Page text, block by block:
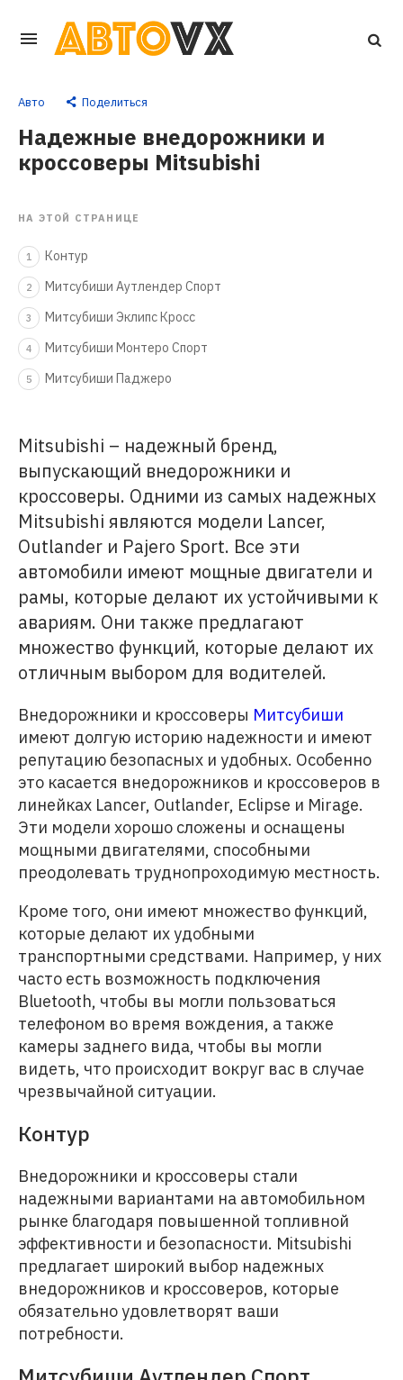
Перейти
основному
контенту
Авто Поделиться
Надежные внедорожники и
кроссоверы Mitsubishi
НА ЭТОЙ СТРАНИЦЕ
1 Контур
2 Митсубиши Аутлендер Спорт
3 Митсубиши Эклипс Кросс
4 Митсубиши Монтеро Спорт
5 Митсубиши Паджеро
Mitsubishi – надежный бренд,
выпускающий внедорожники и
кроссоверы. Одними из самых надежных
Mitsubishi являются модели Lancer,
Outlander и Pajero Sport. Все эти
автомобили имеют мощные двигатели и
рамы, которые делают их устойчивыми к
авариям. Они также предлагают
множество функций, которые делают их
отличным выбором для водителей.
Внедорожники и кроссоверы Митсубиши
имеют долгую историю надежности и имеют
репутацию безопасных и удобных. Особенно
это касается внедорожников и кроссоверов в
линейках Lancer, Outlander, Eclipse и Mirage.
Эти модели хорошо сложены и оснащены
мощными двигателями, способными
преодолевать труднопроходимую местность.
Кроме того, они имеют множество функций,
которые делают их удобными
транспортными средствами. Например, у них
часто есть возможность подключения
Bluetooth, чтобы вы могли пользоваться
телефоном во время вождения, а также
камеры заднего вида, чтобы вы могли
видеть, что происходит вокруг вас в случае
чрезвычайной ситуации.
Контур
Внедорожники и кроссоверы стали
надежными вариантами на автомобильном
рынке благодаря повышенной топливной
эффективности и безопасности. Mitsubishi
предлагает широкий выбор надежных
внедорожников и кроссоверов, которые
обязательно удовлетворят ваши
потребности.